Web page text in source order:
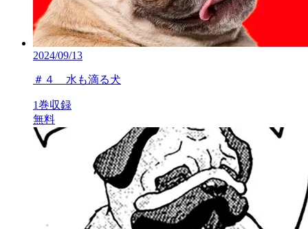
2024/09/13
＃４ 水も滴る犬
1巻収録
無料